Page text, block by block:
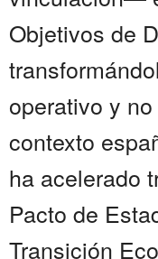
Objetivos de
operativo y
contexto
ha acelerado
Pacto de
Transición